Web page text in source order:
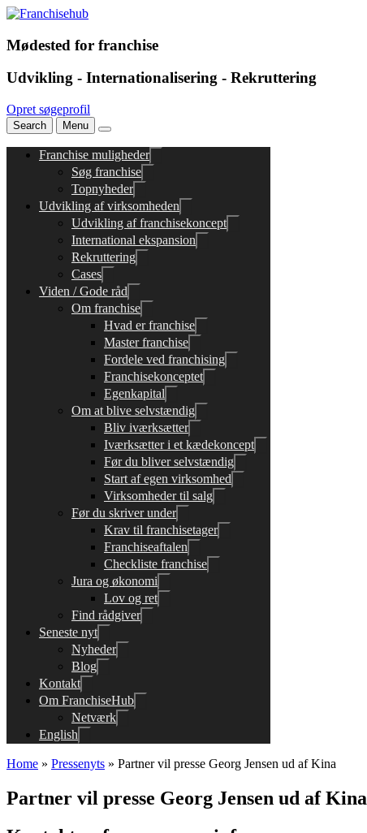
Mødested for franchise
Udvikling - Internationalisering - Rekruttering
Opret søgeprofil
Search Menu
Franchise muligheder
Søg franchise
Topnyheder
Udvikling af virksomheden
Udvikling af franchisekoncept
International ekspansion
Rekruttering
Cases
Viden / Gode råd
Om franchise
Hvad er franchise
Master franchise
Fordele ved franchising
Franchisekonceptet
Egenkapital
Om at blive selvstændig
Bliv iværksætter
Iværksætter i et kædekoncept
Før du bliver selvstændig
Start af egen virksomhed
Virksomheder til salg
Før du skriver under
Krav til franchisetager
Franchiseaftalen
Checkliste franchise
Jura og økonomi
Lov og ret
Find rådgiver
Seneste nyt
Nyheder
Blog
Kontakt
Om FranchiseHub
Netværk
English
Home » Pressenyts » Partner vil presse Georg Jensen ud af Kina
Partner vil presse Georg Jensen ud af Kina